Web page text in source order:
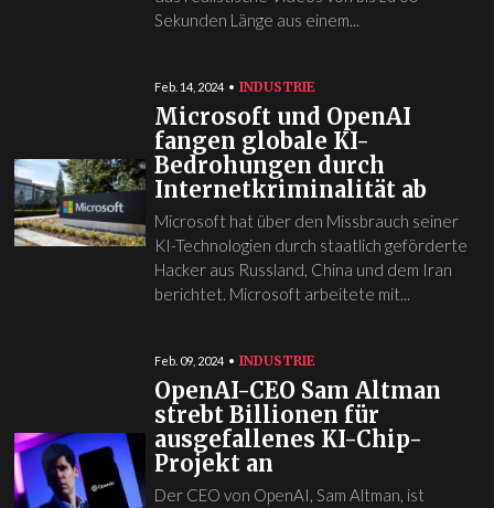
Sekunden Länge aus einem...
Feb. 14, 2024 INDUSTRIE
Microsoft und OpenAI
fangen globale KI-
Bedrohungen durch
Internetkriminalität ab
Microsoft hat über den Missbrauch seiner
KI-Technologien durch staatlich geförderte
Hacker aus Russland, China und dem Iran
berichtet. Microsoft arbeitete mit...
Feb. 09, 2024 INDUSTRIE
OpenAI-CEO Sam Altman
strebt Billionen für
ausgefallenes KI-Chip-
Projekt an
Der CEO von OpenAI, Sam Altman, ist